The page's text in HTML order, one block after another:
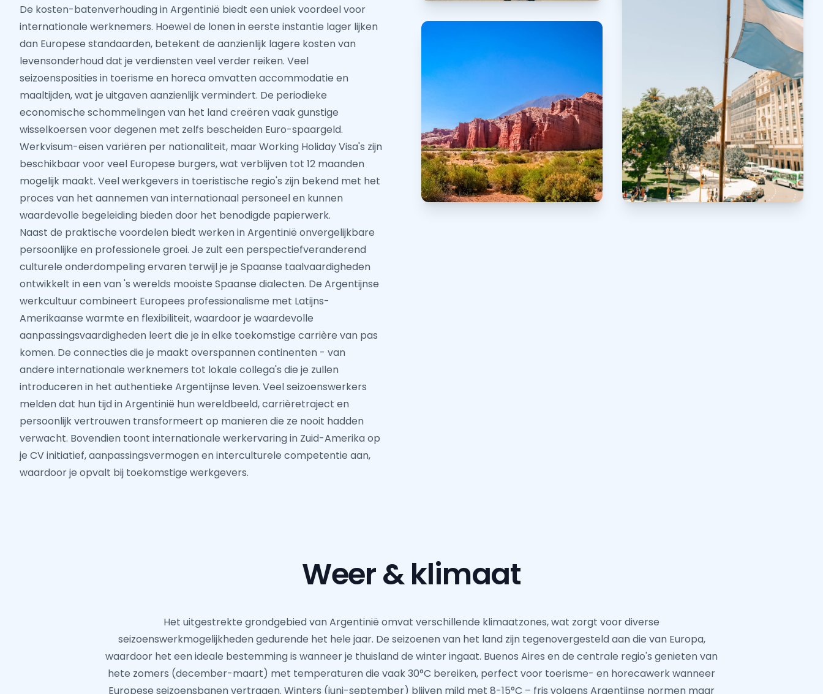
De kosten-batenverhouding in Argentinië biedt een uniek voordeel voor
internationale werknemers. Hoewel de lonen in eerste instantie lager lijken
dan Europese standaarden, betekent de aanzienlijk lagere kosten van
levensonderhoud dat je verdiensten veel verder reiken. Veel
seizoensposities in toerisme en horeca omvatten accommodatie en
maaltijden, wat je uitgaven aanzienlijk vermindert. De periodieke
economische schommelingen van het land creëren vaak gunstige
wisselkoersen voor degenen met zelfs bescheiden Euro-spaargeld.
Werkvisum-eisen variëren per nationaliteit, maar Working Holiday Visa's zijn
beschikbaar voor veel Europese burgers, wat verblijven tot 12 maanden
mogelijk maakt. Veel werkgevers in toeristische regio's zijn bekend met het
proces van het aannemen van internationaal personeel en kunnen
waardevolle begeleiding bieden door het benodigde papierwerk.
Naast de praktische voordelen biedt werken in Argentinië onvergelijkbare
persoonlijke en professionele groei. Je zult een perspectiefveranderend
culturele onderdompeling ervaren terwijl je je Spaanse taalvaardigheden
ontwikkelt in een van 's werelds mooiste Spaanse dialecten. De Argentijnse
werkcultuur combineert Europees professionalisme met Latijns-
Amerikaanse warmte en flexibiliteit, waardoor je waardevolle
aanpassingsvaardigheden leert die je in elke toekomstige carrière van pas
komen. De connecties die je maakt overspannen continenten - van
andere internationale werknemers tot lokale collega's die je zullen
introduceren in het authentieke Argentijnse leven. Veel seizoenswerkers
melden dat hun tijd in Argentinië hun wereldbeeld, carrièretraject en
persoonlijk vertrouwen transformeert op manieren die ze nooit hadden
verwacht. Bovendien toont internationale werkervaring in Zuid-Amerika op
je CV initiatief, aanpassingsvermogen en interculturele competentie aan,
waardoor je opvalt bij toekomstige werkgevers.
Weer & klimaat
Het uitgestrekte grondgebied van Argentinië omvat verschillende klimaatzones, wat zorgt voor diverse
seizoenswerkmogelijkheden gedurende het hele jaar. De seizoenen van het land zijn tegenovergesteld aan die van Europa,
waardoor het een ideale bestemming is wanneer je thuisland de winter ingaat. Buenos Aires en de centrale regio's genieten van
hete zomers (december-maart) met temperaturen die vaak 30°C bereiken, perfect voor toerisme- en horecawerk wanneer
Europese seizoensbanen vertragen. Winters (juni-september) blijven mild met 8-15°C – fris volgens Argentijnse normen maar